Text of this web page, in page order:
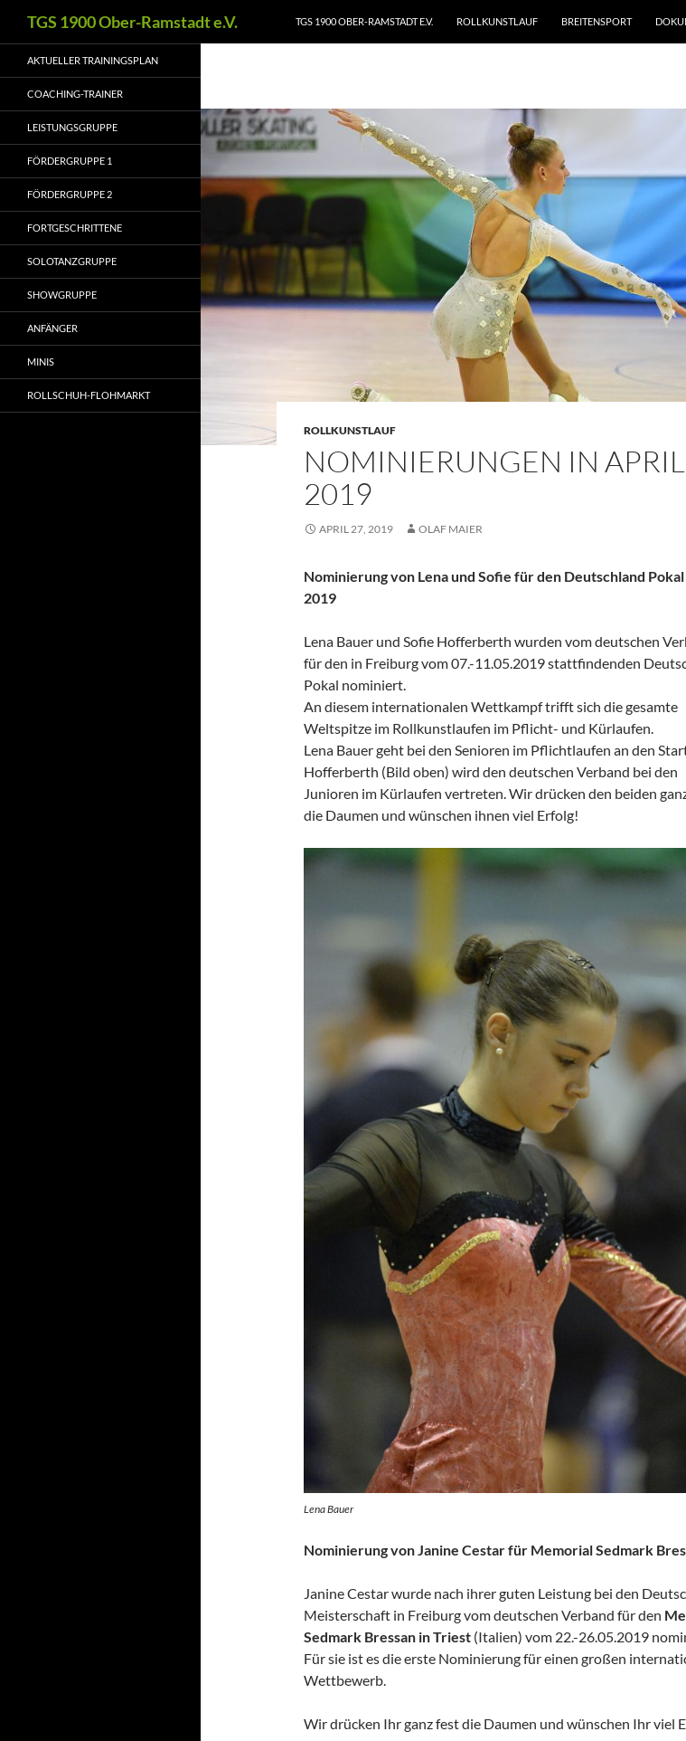
Inhalt
springen
TGS 1900 Ober-Ramstadt e.V. TGS 1900 OBER-RAMSTADT E.V. ROLLKUNSTLAUF BREITENSPORT
ROLLKUNSTLAUF
NOMINIERUNGEN IN APRIL
2019
APRIL 27, 2019 OLAF MAIER
Nominierung von Lena und Sofie für den Deutschland
2019
Lena Bauer und Sofie Hofferberth wurden vom deutschen
für den in Freiburg vom 07.-11.05.2019 stattfindenden
Pokal nominiert.
An diesem internationalen Wettkampf trifft sich die gesamte
Weltspitze im Rollkunstlaufen im Pflicht- und Kürlaufen.
Lena Bauer geht bei den Senioren im Pflichtlaufen an den
Hofferberth (Bild oben) wird den deutschen Verband bei den
Junioren im Kürlaufen vertreten. Wir drücken den beiden
die Daumen und wünschen ihnen viel Erfolg!
Lena Bauer
Nominierung von Janine Cestar für Memorial Sedmark
Janine Cestar wurde nach ihrer guten Leistung bei den
Meisterschaft in Freiburg vom deutschen Verband für den
Sedmark Bressan in Triest (Italien) vom 22.-26.05.2019
Für sie ist es die erste Nominierung für einen großen
Wettbewerb.
Wir drücken Ihr ganz fest die Daumen und wünschen Ihr viel
AKTUELLER TRAININGSPLAN
COACHING-TRAINER
LEISTUNGSGRUPPE
FÖRDERGRUPPE 1
FÖRDERGRUPPE 2
FORTGESCHRITTENE
SOLOTANZGRUPPE
SHOWGRUPPE
ANFÄNGER
MINIS
ROLLSCHUH-FLOHMARKT